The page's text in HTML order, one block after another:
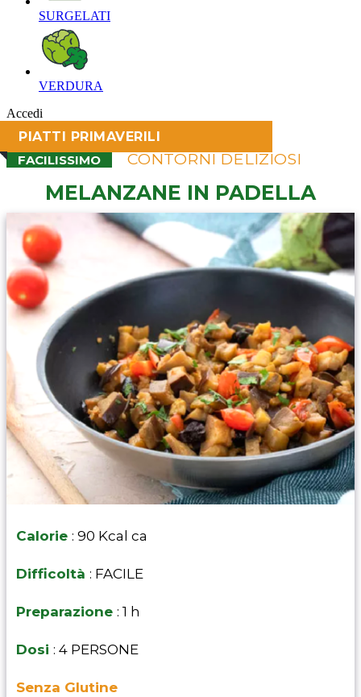
SURGELATI‎
VERDURA‎
Accedi
PIATTI PRIMAVERILI
FACILISSIMO
CONTORNI DELIZIOSI
MELANZANE IN PADELLA
Calorie : 90 Kcal ca
Difficoltà : FACILE
Preparazione : 1 h
Dosi : 4 PERSONE
Senza Glutine